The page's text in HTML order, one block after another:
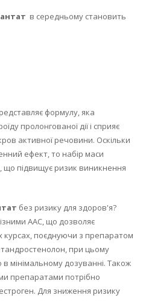
в середньому становить
формулу, яка
пролонгованої дії і сприяє
активної речовини. Оскільки
ефект, то набір маси
що підвищує ризик виникнення
без ризику для здоров'я?
ААС, що дозволяє
курсах, поєднуючи з препаратом
при цьому
мінімальному дозуванні. Також
препаратами потрібно
Для зниження ризику